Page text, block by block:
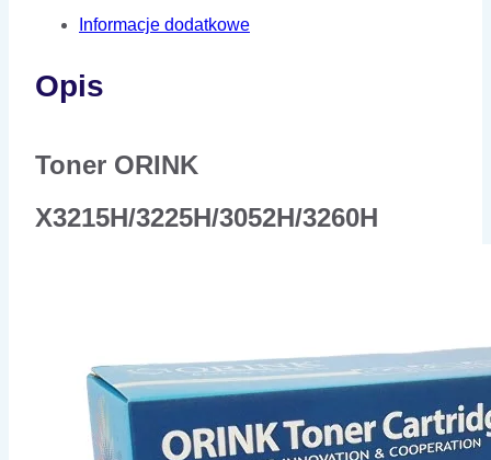
Informacje dodatkowe
Opis
Toner ORINK
X3215H/3225H/3052H/3260H